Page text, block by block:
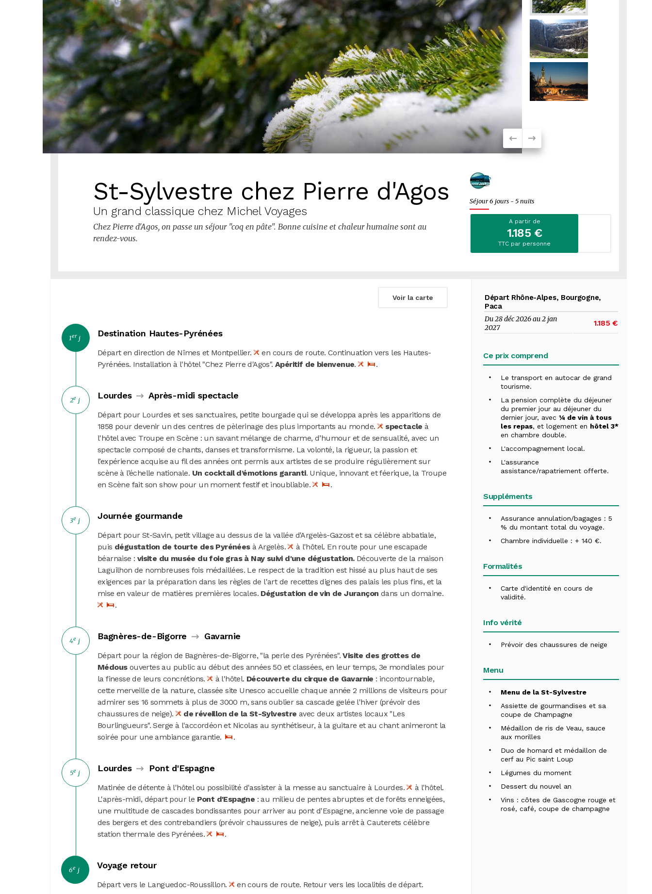
St-Sylvestre chez Pierre d'Agos
Un grand classique chez Michel Voyages
Chez Pierre d'Agos, on passe un séjour "coq en pâte". Bonne cuisine et chaleur humaine sont au
rendez-vous.
Séjour 6 jours - 5 nuits
A partir de
1.185 €
TTC par personne
Voir la carte
1er j Destination Hautes-Pyrénées
Départ en direction de Nîmes et Montpellier.
en cours de route. Continuation vers les Hautes-
Pyrénées. Installation à l'hôtel "Chez Pierre d'Agos". Apéritif de bienvenue. .
2e j Lourdes Après-midi spectacle
Départ pour Lourdes et ses sanctuaires, petite bourgade qui se développa après les apparitions de
1858 pour devenir un des centres de pèlerinage des plus importants au monde.
spectacleà
l'hôtel avec Troupe en Scène : un savant mélange de charme, d’humour et de sensualité, avec un
spectacle composé de chants, danses et transformisme. La volonté, la rigueur, la passion et
l’expérience acquise au fil des années ont permis aux artistes de se produire régulièrement sur
scène à l’échelle nationale. Un cocktail d’émotions garanti. Unique, innovant et féerique, la Troupe
en Scène fait son show pour un moment festif et inoubliable.
.
3e j Journée gourmande
Départ pour St-Savin, petit village au dessus de la vallée d'Argelès-Gazost et sa célèbre abbatiale,
puis dégustation de tourte des Pyrénéesà Argelès.
à l'hôtel. En route pour une escapade
béarnaise : visite du musée du foie gras à Nay suivi d'une dégustation. Découverte de la maison
Laguilhon de nombreuses fois médaillées. Le respect de la tradition est hissé au plus haut de ses
exigences par la préparation dans les règles de l'art de recettes dignes des palais les plus fins, et la
mise en valeur de matières premières locales. Dégustation de vin de Jurançon dans un domaine.
.
4e j Bagnères-de-Bigorre Gavarnie
Départ pour la région de Bagnères-de-Bigorre, "la perle des Pyrénées".Visite des grottes de
Médousouvertes au public au début des années 50 et classées, en leur temps, 3e mondiales pour
la finesse de leurs concrétions.
à l'hôtel. Découverte du cirque de Gavarnie : incontournable,
cette merveille de la nature, classée site Unesco accueille chaque année 2 millions de visiteurs pour
admirer ses 16 sommets à plus de 3000 m, sans oublier sa cascade gelée l'hiver (prévoir des
chaussures de neige).
de réveillon de la St-Sylvestreavec deux artistes locaux "Les
Bourlingueurs". Serge à l'accordéon et Nicolas au synthétiseur, à la guitare et au chant animeront la
soirée pour une ambiance garantie.
.
5e j Lourdes Pont d'Espagne
Matinée de détente à l'hôtel ou possibilité d'assister à la messe au sanctuaire à Lourdes.
à l'hôtel.
L'après-midi, départ pour le Pont d'Espagne : au milieu de pentes abruptes et de forêts enneigées,
une multitude de cascades bondissantes pour arriver au pont d'Espagne, ancienne voie de passage
des bergers et des contrebandiers (prévoir chaussures de neige), puis arrêt à Cauterets célèbre
station thermale des Pyrénées.
.
6e j Voyage retour
Départ vers le Languedoc-Roussillon. en cours de route. Retour vers les localités de départ.
Départ Rhône-Alpes, Bourgogne,
Paca
Du 28 déc 2026 au 2 jan
2027
1.185 €
Ce prix comprend
Le transport en autocar de grand
tourisme.
La pension complète du déjeuner
du premier jour au déjeuner du
dernier jour, avec ¼ de vin à tous
les repas, et logement en hôtel 3*
en chambre double.
L'accompagnement local.
L'assurance
assistance/rapatriement offerte.
Suppléments
Assurance annulation/bagages : 5
% du montant total du voyage.
Chambre individuelle : + 140 €.
Formalités
Carte d'identité en cours de
validité.
Info vérité
Prévoir des chaussures de neige
Menu
Menu de la St-Sylvestre
Assiette de gourmandises et sa
coupe de Champagne
Médaillon de ris de Veau, sauce
aux morilles
Duo de homard et médaillon de
cerf au Pic saint Loup
Légumes du moment
Dessert du nouvel an
Vins : côtes de Gascogne rouge et
rosé, café, coupe de champagne